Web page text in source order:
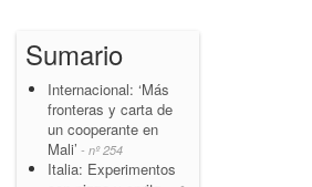
Sumario
Internacional: ‘Más
fronteras y carta de
un cooperante en
Mali’ - nº 254
Italia: Experimentos